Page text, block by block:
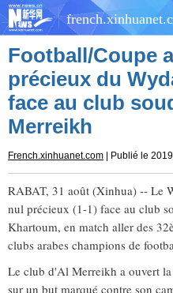
Football/Coupe
précieux du
face au club
Merreikh
French.xinhuanet.com | Publié le
RABAT, 31 août (Xinhua) -- Le
nul précieux (1-1) face au club
Khartoum, en match aller des
clubs arabes champions de
Le club d'Al Merreikh a ouvert
sur un but marqué contre son